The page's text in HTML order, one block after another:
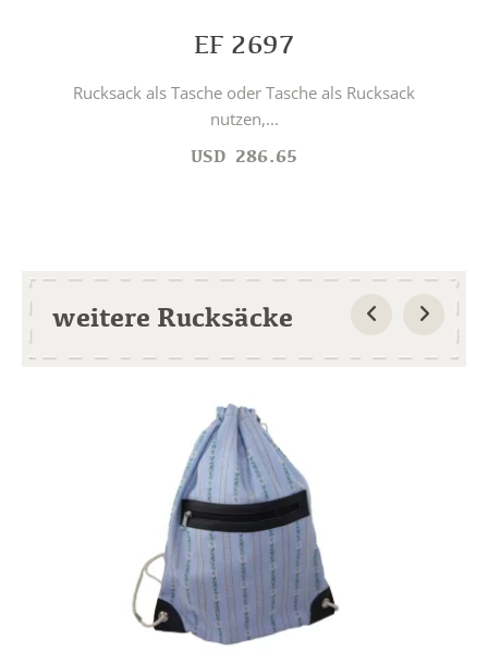
EF 2697
Rucksack als Tasche oder Tasche als Rucksack
nutzen,...
USD 286.65
weitere Rucksäcke